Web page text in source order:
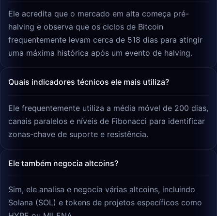
Ele acredita que o mercado em alta começa pré-
halving e observa que os ciclos de Bitcoin
frequentemente levam cerca de 518 dias para atingir
uma máxima histórica após um evento de halving.
Quais indicadores técnicos ele mais utiliza?
Ele frequentemente utiliza a média móvel de 200 dias,
canais paralelos e níveis de Fibonacci para identificar
zonas-chave de suporte e resistência.
Ele também negocia altcoins?
Sim, ele analisa e negocia várias altcoins, incluindo
Solana (SOL) e tokens de projetos específicos como